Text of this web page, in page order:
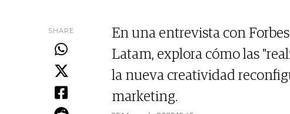
SHARE
En una entrevista con
Latam, explora cómo las
la nueva creatividad
marketing.